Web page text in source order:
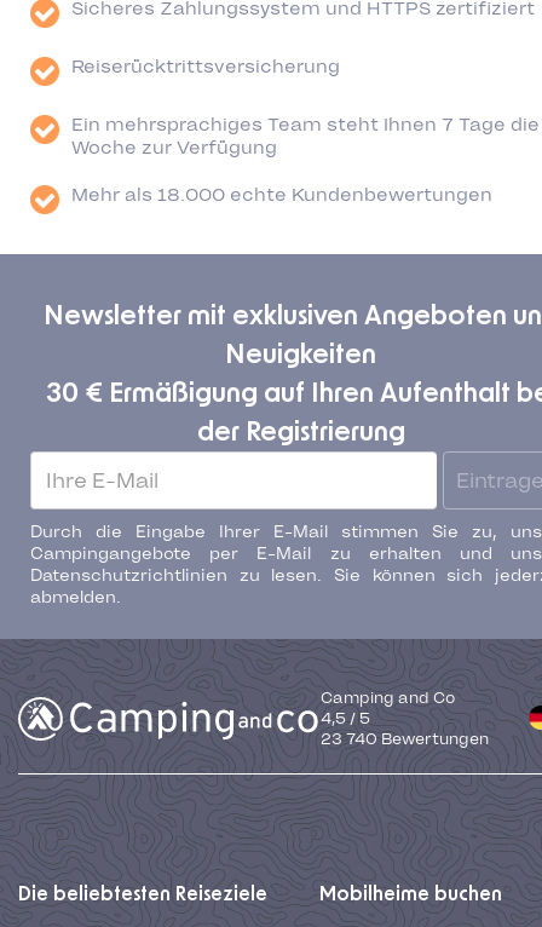
Sicheres Zahlungssystem und HTTPS zertifiziert
Reiserücktrittsversicherung
Ein mehrsprachiges Team steht Ihnen 7 Tage die
Woche zur Verfügung
Mehr als 18.000 echte Kundenbewertungen
Newsletter mit exklusiven Angeboten
Neuigkeiten
30 € Ermäßigung auf Ihren Aufenthalt
der Registrierung
Durch die Eingabe Ihrer E-Mail stimmen Sie zu,
Campingangebote per E-Mail zu erhalten und
Datenschutzrichtlinien zu lesen. Sie können sich
abmelden.
Camping and Co
4,5 / 5
23 740 Bewertungen
Die beliebtesten Reiseziele Mobilheime buchen